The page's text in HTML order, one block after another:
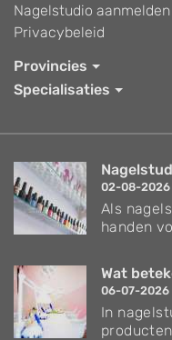
Nagelstudio aanmelden
Privacybeleid
Provincies
Specialisaties
02-08-2026
Als
handen
Wat
06-07-2026
In